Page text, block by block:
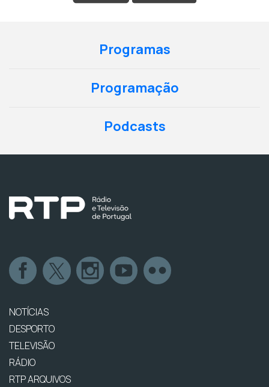
Programas
Programação
Podcasts
NOTÍCIAS
DESPORTO
TELEVISÃO
RÁDIO
RTP ARQUIVOS